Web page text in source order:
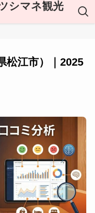
シマネ観光
松江市）｜2025